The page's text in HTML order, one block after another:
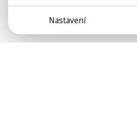
Nastavení